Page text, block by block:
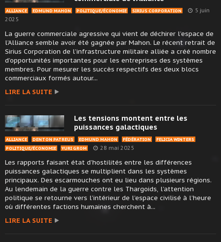
ALLIANCE EDMUND MAHON POLITIQUE/ÉCONOMIE SIRIUS CORPORATION
5 juin
2025
La guerre commerciale agressive qui vient de déchirer l’espace de
l’Alliance semble avoir été gagnée par Mahon. Le récent retrait de
Sirius Corporation de l’infrastructure militaire alliée a créé nombre
d’opportunités importantes pour les entreprises des systèmes
membres. Pour mesurer les succès respectifs des deux blocs
commerciaux formés autour...
LIRE LA SUITE
Les tensions montent entre les
puissances galactiques
ALLIANCE DENTON PATREUS EDMUND MAHON FÉDÉRATION
FELICIA WINTERS
POLITIQUE/ÉCONOMIE
YURI GROM 28 mai 2025
Les rapports faisant état d’hostilités entre les différences
puissances galactiques se multiplient dans les systèmes
principaux. Des escarmouches ont eu lieu dans plusieurs régions.
Au lendemain de la guerre contre les Thargoids, l’attention
politique se retourne vers l’intérieur de l’espace civilisé à l’heure
où différentes factions humaines cherchent à...
LIRE LA SUITE